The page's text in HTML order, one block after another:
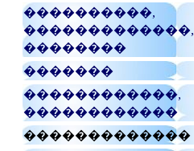
����������,
�������������,
��������
�������
������������,
������������
�������������